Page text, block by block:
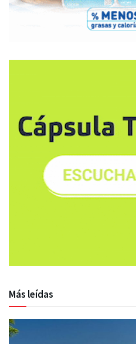
Más leídas